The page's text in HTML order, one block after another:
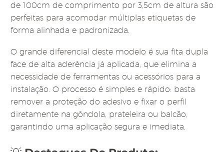
de 100cm de comprimento por 3,5cm de altura são
perfeitas para acomodar múltiplas etiquetas de
forma alinhada e padronizada.
O grande diferencial deste modelo é sua fita dupla
face de alta aderência já aplicada, que elimina a
necessidade de ferramentas ou acessórios para a
instalação. O processo é simples e rápido: basta
remover a proteção do adesivo e fixar o perfil
diretamente na gôndola, prateleira ou balcão,
garantindo uma aplicação segura e imediata.